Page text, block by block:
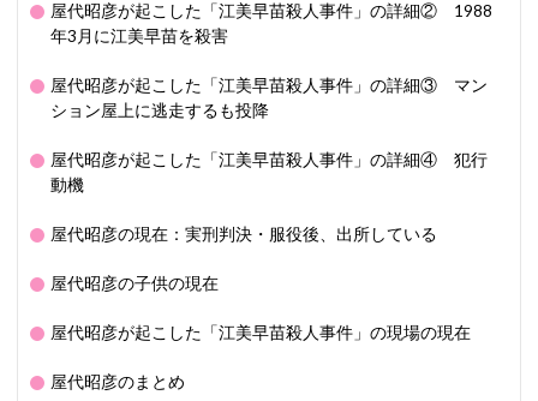
屋代昭彦が起こした「江美早苗殺人事件」の詳細② 1988
年3月に江美早苗を殺害
屋代昭彦が起こした「江美早苗殺人事件」の詳細③ マン
ション屋上に逃走するも投降
屋代昭彦が起こした「江美早苗殺人事件」の詳細④ 犯行
動機
屋代昭彦の現在：実刑判決・服役後、出所している
屋代昭彦の子供の現在
屋代昭彦が起こした「江美早苗殺人事件」の現場の現在
屋代昭彦のまとめ